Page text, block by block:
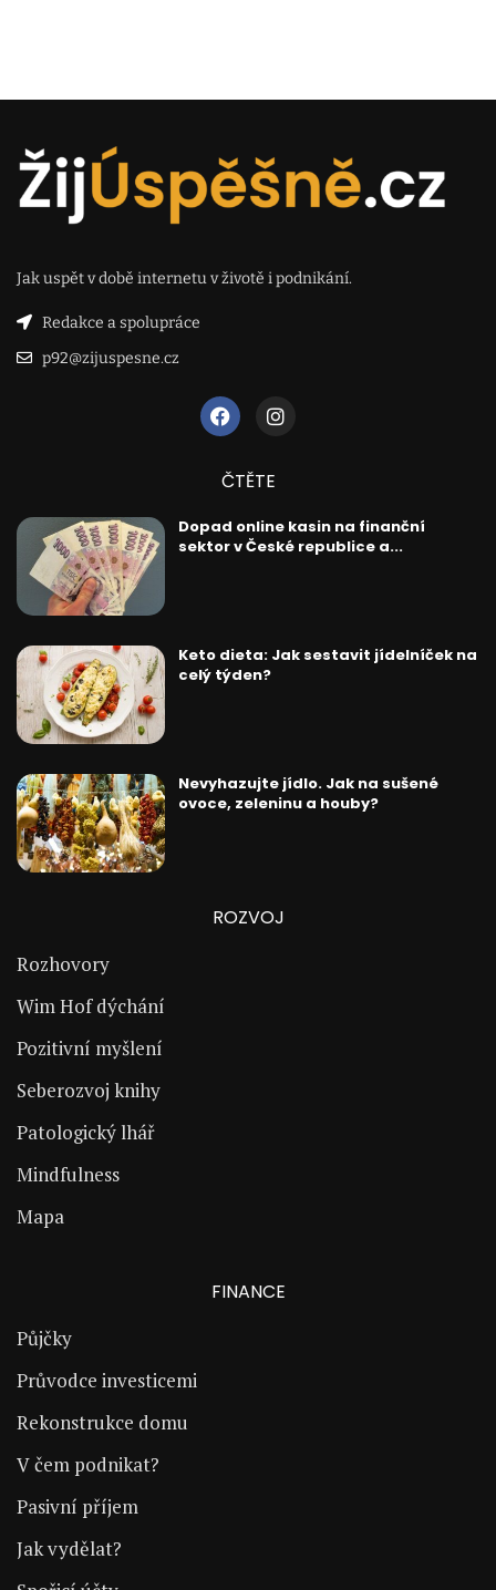
Jak uspět v době internetu v životě i podnikání.
Redakce a spolupráce
p92@zijuspesne.cz
ČTĚTE
Dopad online kasin na finanční
sektor v České republice a...
Keto dieta: Jak sestavit jídelníček na
celý týden?
Nevyhazujte jídlo. Jak na sušené
ovoce, zeleninu a houby?
ROZVOJ
Rozhovory
Wim Hof dýchání
Pozitivní myšlení
Seberozvoj knihy
Patologický lhář
Mindfulness
Mapa
FINANCE
Půjčky
Průvodce investicemi
Rekonstrukce domu
V čem podnikat?
Pasivní příjem
Jak vydělat?